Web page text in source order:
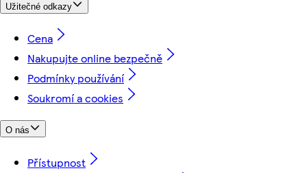
Užitečné odkazy
Cena
Nakupujte online bezpečně
Podmínky používání
Soukromí a cookies
O nás
Přístupnost